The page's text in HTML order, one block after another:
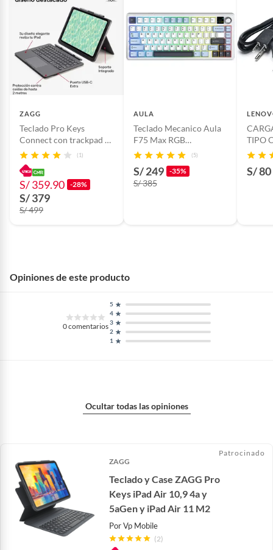
ZAGG
Teclado Pro Keys
Connect con trackpad y
funda para iPad Air 11
M3M2
(1)
S/ 359.90 -28%
S/ 379
S/ 499
AULA
Teclado Mecanico Aula
F75 Max RGB
WhiteBlueDark Purple
(5)
S/ 249 -35%
S/ 385
TIPO
S/ 80
Opiniones de este producto
0comentarios
1
2
3
4
5
Ocultar todas las opiniones
ZAGG
Teclado y Case ZAGG Pro
Keys iPad Air 10,9 4a y
5aGen y iPad Air 11 M2
PorVp Mobile
(2)
Patrocinado